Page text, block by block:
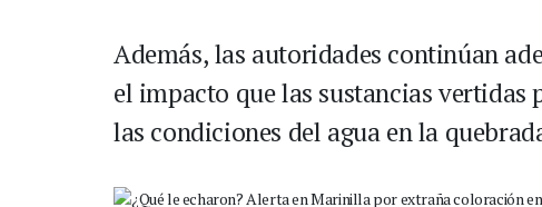
Además, las autoridades continúan
el impacto que las sustancias vertidas
las condiciones del agua en la